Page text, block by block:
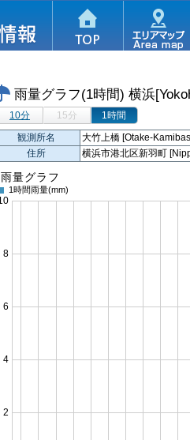
雨量グラフ(1時間) 横浜
10分 15分
1時間
観測所名
大竹上橋 [Otake-
住所
横浜市港北区新羽町
雨量グラフ
1時間雨量(mm)